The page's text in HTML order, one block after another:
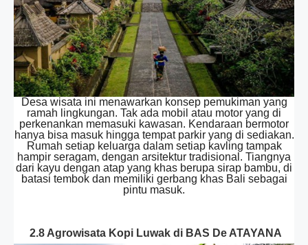
Desa wisata ini menawarkan konsep pemukiman yang
ramah lingkungan. Tak ada mobil atau motor yang di
perkenankan memasuki kawasan. Kendaraan bermotor
hanya bisa masuk hingga tempat parkir yang di sediakan.
Rumah setiap keluarga dalam setiap kavling tampak
hampir seragam, dengan arsitektur tradisional. Tiangnya
dari kayu dengan atap yang khas berupa sirap bambu, di
batasi tembok dan memiliki gerbang khas Bali sebagai
pintu masuk.
2.8 Agrowisata Kopi Luwak di BAS De ATAYANA